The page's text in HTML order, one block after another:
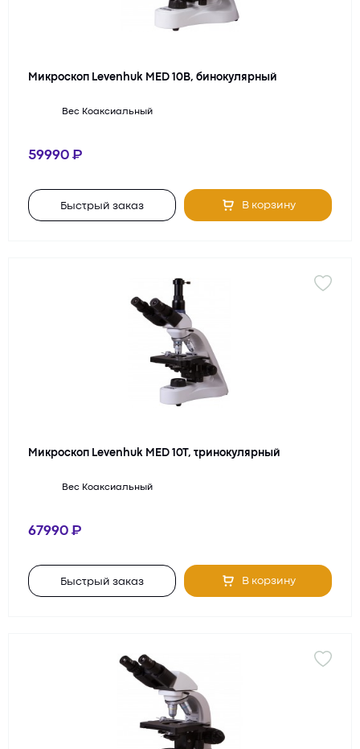
Микроскоп Levenhuk MED 10B, бинокулярный
Вес Коаксиальный
59990
Быстрый заказ В корзину
Микроскоп Levenhuk MED 10T, тринокулярный
Вес Коаксиальный
67990
Быстрый заказ В корзину